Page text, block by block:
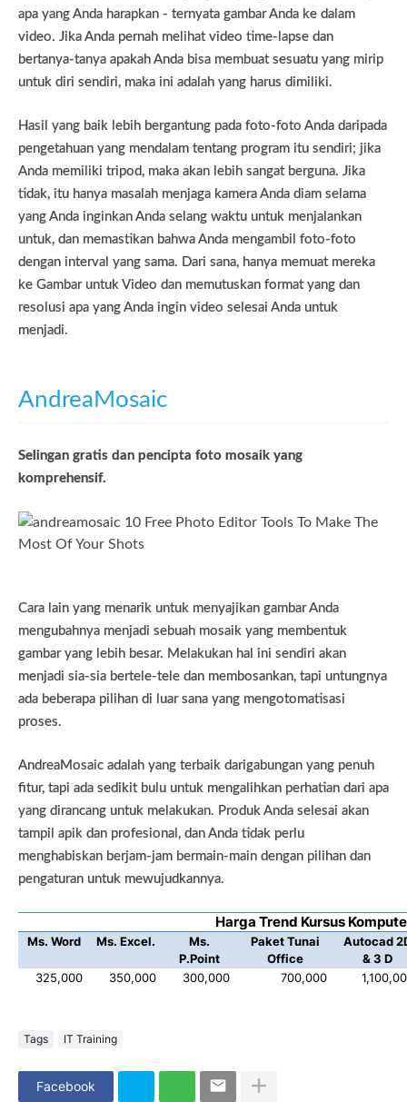
apa yang Anda harapkan - ternyata gambar Anda ke dalam
video. Jika Anda pernah melihat video time-lapse dan
bertanya-tanya apakah Anda bisa membuat sesuatu yang mirip
untuk diri sendiri, maka ini adalah yang harus dimiliki.
Hasil yang baik lebih bergantung pada foto-foto Anda daripada
pengetahuan yang mendalam tentang program itu sendiri; jika
Anda memiliki tripod, maka akan lebih sangat berguna. Jika
tidak, itu hanya masalah menjaga kamera Anda diam selama
yang Anda inginkan Anda selang waktu untuk menjalankan
untuk, dan memastikan bahwa Anda mengambil foto-foto
dengan interval yang sama. Dari sana, hanya memuat mereka
ke Gambar untuk Video dan memutuskan format yang dan
resolusi apa yang Anda ingin video selesai Anda untuk
menjadi.
AndreaMosaic
Selingan gratis dan pencipta foto mosaik yang
komprehensif.
Cara lain yang menarik untuk menyajikan gambar Anda
mengubahnya menjadi sebuah mosaik yang membentuk
gambar yang lebih besar. Melakukan hal ini sendiri akan
menjadi sia-sia bertele-tele dan membosankan, tapi untungnya
ada beberapa pilihan di luar sana yang mengotomatisasi
proses.
AndreaMosaic adalah yang terbaik darigabungan yang penuh
fitur, tapi ada sedikit bulu untuk mengalihkan perhatian dari apa
yang dirancang untuk melakukan. Produk Anda selesai akan
tampil apik dan profesional, dan Anda tidak perlu
menghabiskan berjam-jam bermain-main dengan pilihan dan
pengaturan untuk mewujudkannya.
Harga Trend Kursus
Ms. Word Ms. Excel.
Ms.
P.Point
Paket Tunai
Office
Autocad
& 3 D
325,000
350,000 300,000 700,000
Tags IT Training
Facebook